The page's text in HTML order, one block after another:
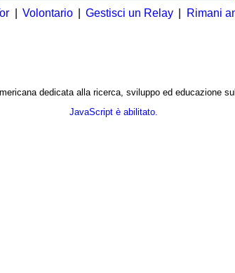
Volontario Gestisci un Relay Rimani
dedicata alla ricerca, sviluppo ed educazione
JavaScript è abilitato.